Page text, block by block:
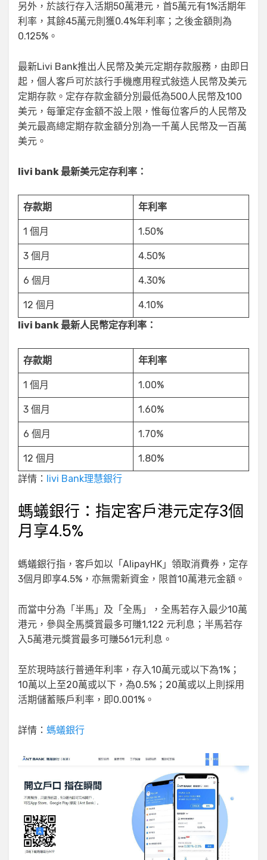
另外，於該行存入活期50萬港元，首5萬元有1%活期年
利率，其餘45萬元則獲0.4%年利率；之後金額則為
0.125%。
最新Livi Bank推出人民幣及美元定期存款服務，由即日
起，個人客戶可於該行手機應用程式敍造人民幣及美元
定期存款。定存存款金額分別最低為500人民幣及100
美元，每筆定存金額不設上限，惟每位客戶的人民幣及
美元最高總定期存款金額分別為一千萬人民幣及一百萬
美元。
livi bank 最新美元定存利率：
存款期 年利率
1 個月 1.50%
3 個月 4.50%
6 個月 4.30%
12 個月
4.10%
livi bank 最新人民幣定存利率：
存款期 年利率
1 個月 1.00%
3 個月 1.60%
6 個月 1.70%
12 個月
1.80%
詳情：
livi Bank理慧銀行
螞蟻銀行：指定客戶港元定存3個
月享4.5%
螞蟻銀行指，客戶如以「AlipayHK」領取消費券，定存
3個月即享4.5%，亦無需新資金，限首10萬港元金額。
而當中分為「半馬」及「全馬」，全馬若存入最少10萬
港元，參與全馬獎賞最多可賺1,122 元利息；半馬若存
入5萬港元獎賞最多可賺561元利息。
至於現時該行普通年利率，存入10萬元或以下為1%；
10萬以上至20萬或以下，為0.5%；20萬或以上則採用
活期儲蓄賬戶利率，即0.001%。
詳情： 螞蟻銀行